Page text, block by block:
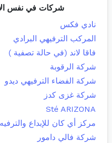
شركات في نفس
نادي فكس
المركب الترفيهي البرادي
فاقا لاند (في حالة تصفية )
شركة الرقوبة
شركة الفضاء الترفيهي ديدو
شركة غزى كدز
Sté ARIZONA
مركز أي كان للإبداع والترفيه
شركة فالي دامور